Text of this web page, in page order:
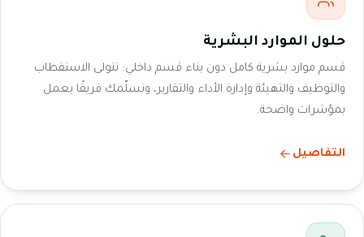
حلول الموارد البشرية
قسم موارد بشرية كامل دون بناء قسم داخلي: نتولى الاستقطاب
والتوظيف والتهيئة وإدارة الأداء والتقارير، ونسلّمك فريقًا يعمل
بمؤشرات واضحة.
التفاصيل